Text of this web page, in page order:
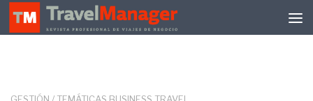
Debajo del contenido